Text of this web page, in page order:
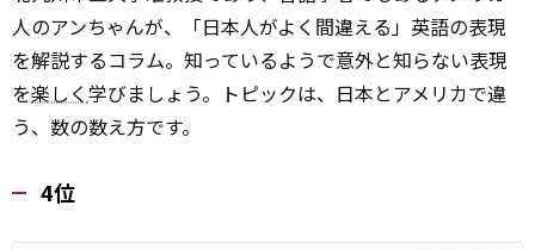
人のアンちゃんが、「日本人がよく間違える」英語の表現
を解説するコラム。知っているようで意外と知らない表現
を楽しく学びましょう。トピックは、日本とアメリカで違
う、数の数え方です。
4位